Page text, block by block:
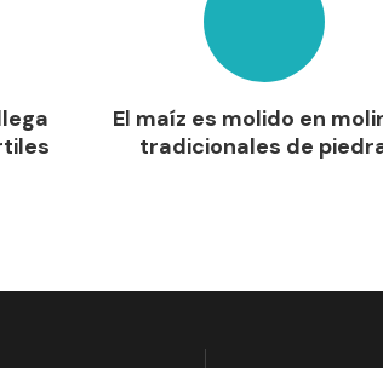
El maíz es molido en
tradicionales de